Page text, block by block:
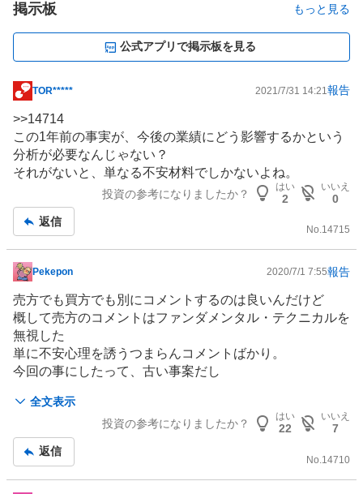
掲示板 もっと見る
公式アプリで掲示板を見る
掲
示
板
記
事
TOR***** 2021/7/31 14:21 報告
>>14714
この1年前の事実が、今後の業績にどう影響するかという
分析が必要なんじゃない？
それがないと、単なる不安材料でしかないよね。
投資の参考になりましたか？
はい
2
いいえ
0
返信
No.14715
掲
示
板
記
事
Pekepon 2020/7/1 7:55報告
全文表示
売方でも買方でも別にコメントするのは良いんだけど
概して売方のコメントはファンダメンタル・テクニカルを
無視した
単に不安心理を誘うつまらんコメントばかり。
今回の事にしたって、古い事案だし
それに株は過去じゃなくて未来に対しての値動きですよね
まあ小銭稼ぎたいんで、なりふり構わずって事ですね。
つまらないコメントしか出せないIDは虫籠入れて、スッキ
リです。
投資の参考になりましたか？
はい
22
いいえ
7
返信
No. 14710